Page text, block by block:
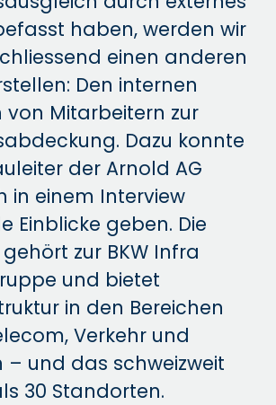
haben, werden wir
einen anderen
Den internen
von Mitarbeitern zur
Dazu konnte
der Arnold AG
in einem Interview
Einblicke geben. Die
zur BKW Infra
und bietet
in den Bereichen
Verkehr und
– und das schweizweit
30 Standorten.